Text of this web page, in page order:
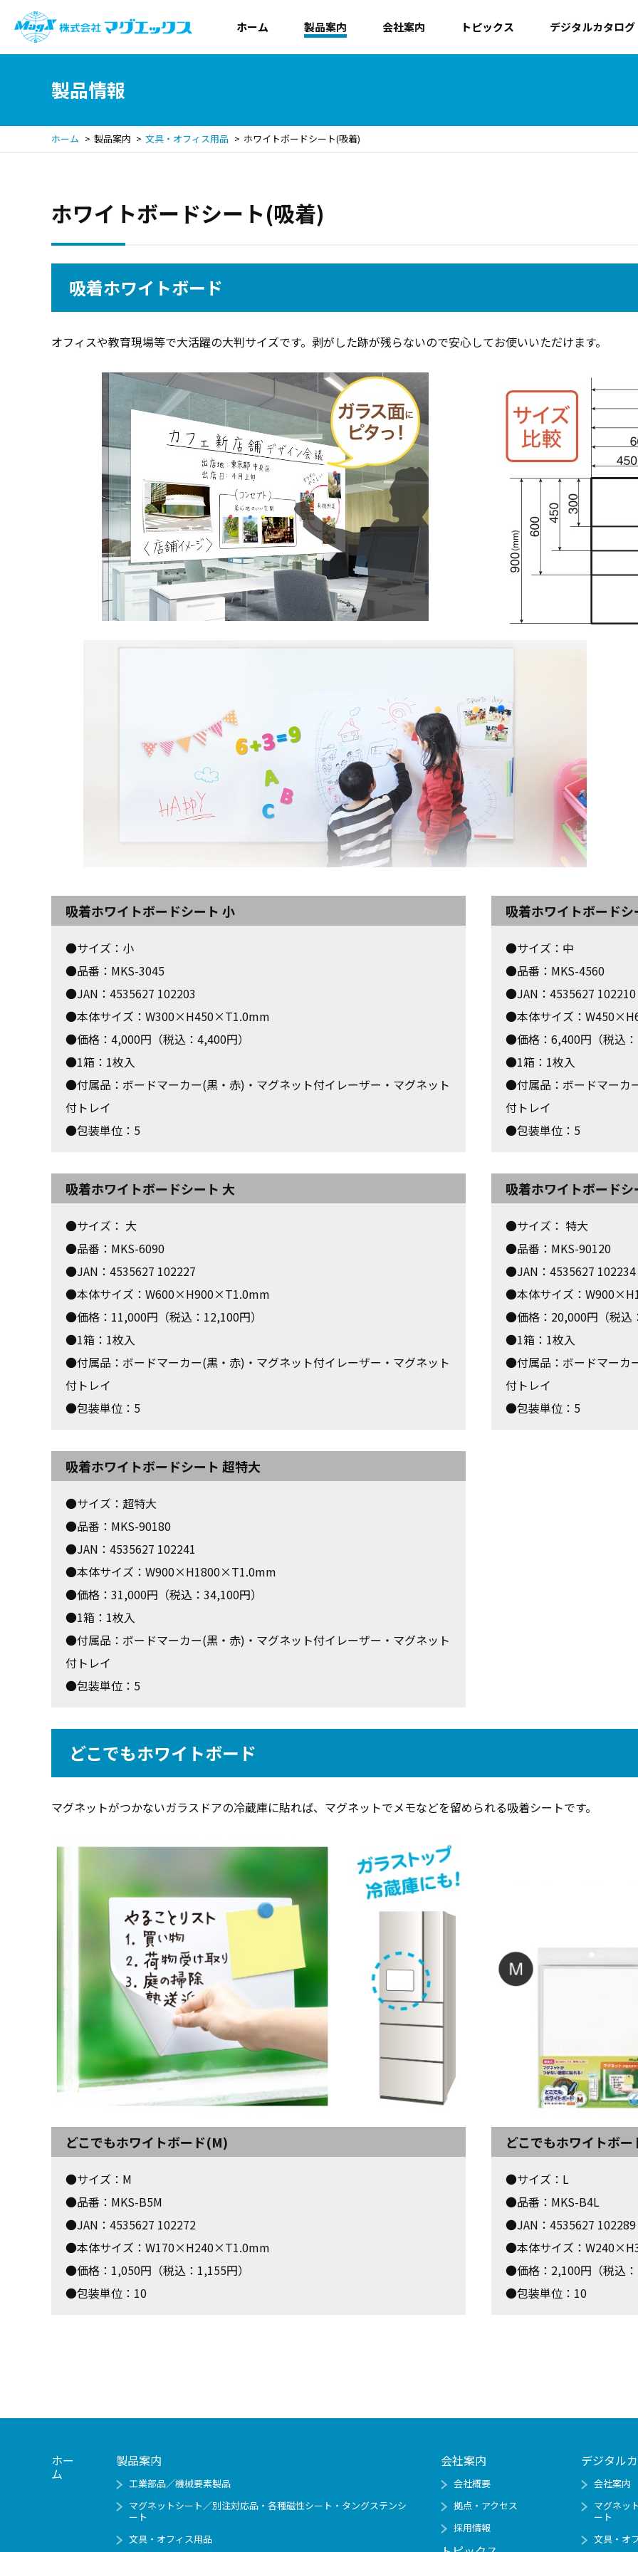
ホーム 製品案内 会社案内 トピックス デジタルカタログ
製品情報
ホーム 製品案内 文具・オフィス用品 ホワイトボードシート(吸着)
ホワイトボードシート(吸着)
吸着ホワイトボード
オフィスや教育現場等で大活躍の大判サイズです。剥がした跡が残らないので安心してお使いいただけます。
吸着ホワイトボードシート 小
●サイズ：小
●品番：MKS-3045
●JAN：4535627 102203
●本体サイズ：W300×H450×T1.0mm
●価格：4,000円（税込：4,400円）
●1箱：1枚入
●付属品：ボードマーカー(黒・赤)・マグネット付イレーザー・マグネット
付トレイ
●包装単位：5
吸着ホワイトボードシ
●サイズ：中
●品番：MKS-4560
●JAN：4535627 102210
●本体サイズ：
●価格：6,400円（税込
●1箱：1枚入
●付属品：ボードマーカ
付トレイ
●包装単位：5
吸着ホワイトボードシート 大
●サイズ： 大
●品番：MKS-6090
●JAN：4535627 102227
●本体サイズ：W600×H900×T1.0mm
●価格：11,000円（税込：12,100円）
●1箱：1枚入
●付属品：ボードマーカー(黒・赤)・マグネット付イレーザー・マグネット
付トレイ
●包装単位：5
吸着ホワイトボードシ
●サイズ： 特大
●品番：MKS-90120
●JAN：4535627 102234
●本体サイズ：
●価格：20,000円（税込
●1箱：1枚入
●付属品：ボードマーカ
付トレイ
●包装単位：5
吸着ホワイトボードシート 超特大
●サイズ：超特大
●品番：MKS-90180
●JAN：4535627 102241
●本体サイズ：W900×H1800×T1.0mm
●価格：31,000円（税込：34,100円）
●1箱：1枚入
●付属品：ボードマーカー(黒・赤)・マグネット付イレーザー・マグネット
付トレイ
●包装単位：5
どこでもホワイトボード
マグネットがつかないガラスドアの冷蔵庫に貼れば、マグネットでメモなどを留められる吸着シートです。
どこでもホワイトボード(M)
●サイズ：M
●品番：MKS-B5M
●JAN：4535627 102272
●本体サイズ：W170×H240×T1.0mm
●価格：1,050円（税込：1,155円）
●包装単位：10
どこでもホワイトボ
●サイズ：L
●品番：MKS-B4L
●JAN：4535627 102289
●本体サイズ：
●価格：2,100円（税込
●包装単位：10
ホー
ム
製品案内
工業部品／機械要素製品
マグネットシート／別注対応品・各種磁性シート・タングステンシ
ート
文具・オフィス用品
会社案内
会社概要
拠点・アクセス
採用情報
デジタル
会社案内
マグネッ
ート
文具・オ